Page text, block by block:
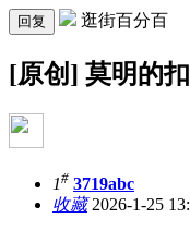
回复 逛街百分百
[原创] 莫明的
1# 3719abc
收藏2026-1-25